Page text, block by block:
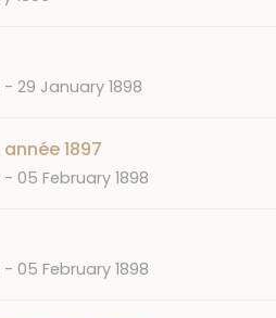
DATE
29 January 1898
1897
DATE
05 February 1898
DATE
05 February 1898